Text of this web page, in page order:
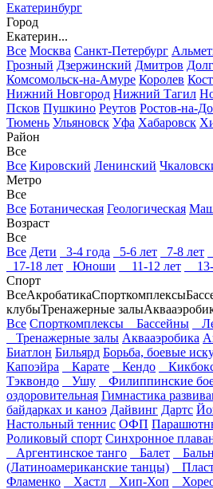
Екатеринбург
Город
Екатерин...
Все Москва Санкт-Петербург
Грозный Дзержинский Дмитров
Комсомольск-на-Амуре Королев
Нижний Новгород Нижний Тагил
Псков Пушкино Реутов Ростов-на-
Тюмень Ульяновск Уфа Хабаровск
Район
Все
Все Кировский Ленинский
Метро
Все
Все Ботаническая Геологическая
Возраст
Все
Все Дети 3-4 года 5-6 лет 7-8 лет
17-18 лет
Юноши 11-12 лет 13-
Спорт
ВсеАкробатикаСпорткомплексы
клубыТренажерные залы
Все Спорткомплексы Бассейны
Тренажерные залы Аквааэробика
Биатлон Бильярд Борьба, боевые
Капоэйра
Карате Кендо
Тэквондо
Ушу Филиппинские
оздоровительная Гимнастика
байдарках и каноэ Дайвинг Дартс
Настольный теннис ОФП
Роликовый спорт Синхронное
Аргентинское танго
Балет
(Латиноамериканские танцы)
Фламенко
Хастл Хип-Хоп